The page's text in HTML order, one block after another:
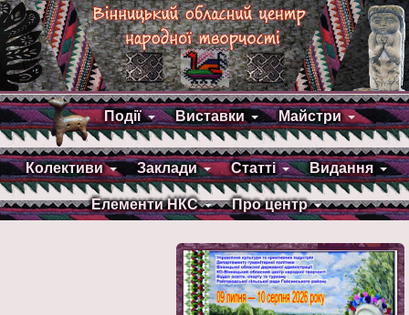
Події Виставки Майстри
Колективи Заклади Статті Видання
Елементи НКС Про центр